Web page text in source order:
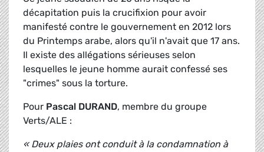
décapitation puis la crucifixion pour avoir
manifesté contre le gouvernement en 2012 lors
du Printemps arabe, alors qu'il n'avait que 17 ans.
Il existe des allégations sérieuses selon
lesquelles le jeune homme aurait confessé ses
"crimes" sous la torture.
Pour Pascal DURAND, membre du groupe
Verts/ALE :
« Deux plaies ont conduit à la condamnation à